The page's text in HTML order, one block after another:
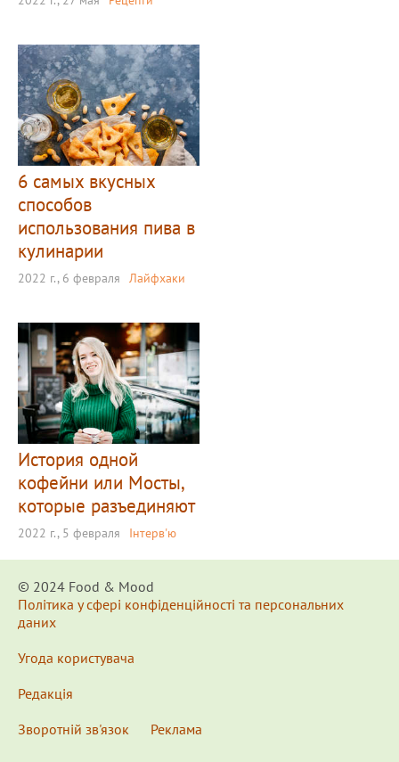
6 самых вкусных
способов
использования пива в
кулинарии
2022 г., 6 февраля Лайфхаки
История одной
кофейни или Мосты,
которые разъединяют
2022 г., 5 февраля Інтерв'ю
© 2024 Food & Мood
Політика у сфері конфіденційності та персональних
даних
Угода користувача
Редакція
Зворотній зв'язок
Реклама